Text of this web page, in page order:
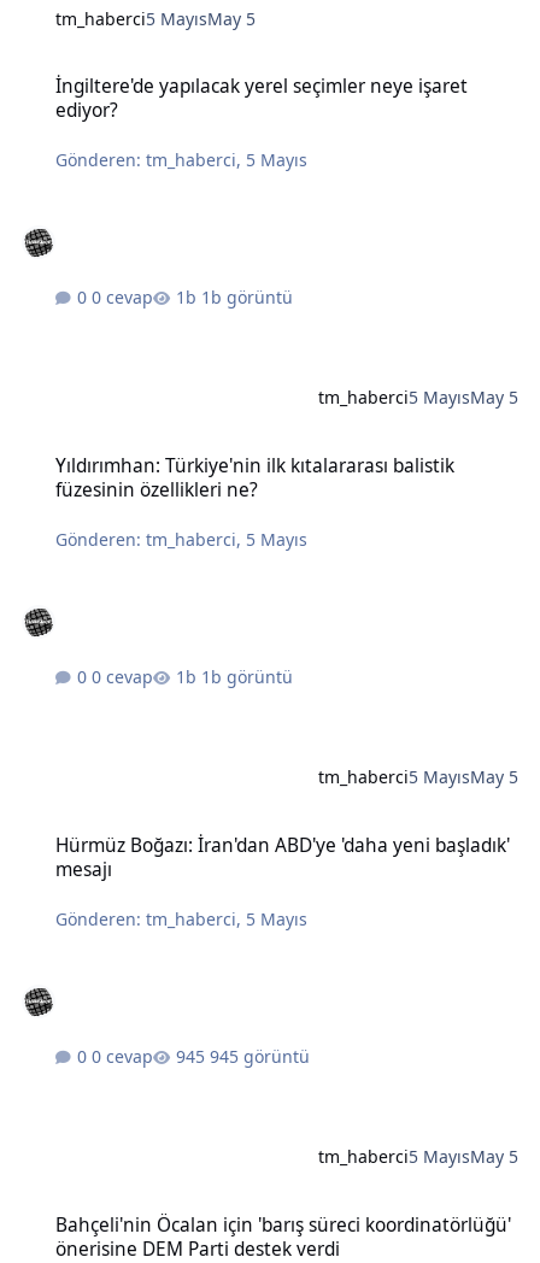
tm_haberci5 MayısMay 5
İngiltere'de yapılacak yerel seçimler neye işaret
ediyor?
Gönderen:tm_haberci, 5 Mayıs
0 cevap 1b görüntü
tm_haberci5 MayısMay 5
Yıldırımhan: Türkiye'nin ilk kıtalararası balistik
füzesinin özellikleri ne?
Gönderen:tm_haberci, 5 Mayıs
0 cevap 1b görüntü
tm_haberci5 MayısMay 5
Hürmüz Boğazı: İran'dan ABD'ye 'daha yeni başladık'
mesajı
Gönderen:tm_haberci, 5 Mayıs
0 cevap 945 görüntü
tm_haberci5 MayısMay 5
Bahçeli'nin Öcalan için 'barış süreci koordinatörlüğü'
önerisine DEM Parti destek verdi